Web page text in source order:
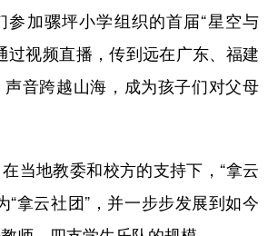
参加骡坪小学组织的首届“星空与
过视频直播，传到远在广东、福建
音跨越山海，成为孩子们对父母
当地教委和校方的支持下，“拿云
“拿云社团”，并一步步发展到如今